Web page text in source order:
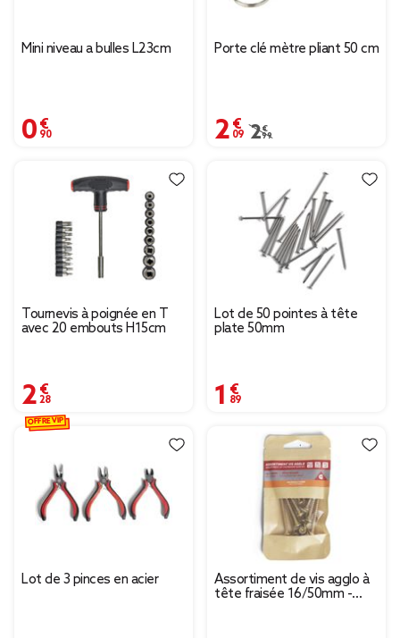
Mini niveau a bulles L23cm
0,90 €
Porte clé mètre pliant 50 cm
2,09 €
Prix remisé de 2,99 €
2,99 €
Tournevis à poignée en T
avec 20 embouts H15cm
2,28 €
Lot de 50 pointes à tête
plate 50mm
1,89 €
Lot de 3 pinces en acier
OFFRE VIP
Assortiment de vis agglo à
tête fraisée 16/50mm -